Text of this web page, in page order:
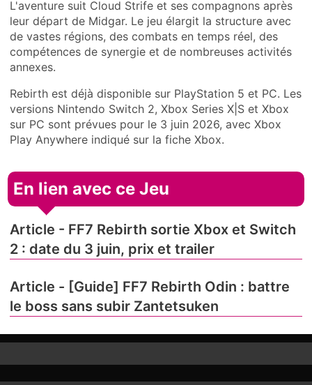
L'aventure suit Cloud Strife et ses compagnons après
leur départ de Midgar. Le jeu élargit la structure avec
de vastes régions, des combats en temps réel, des
compétences de synergie et de nombreuses activités
annexes.
Rebirth est déjà disponible sur PlayStation 5 et PC. Les
versions Nintendo Switch 2, Xbox Series X|S et Xbox
sur PC sont prévues pour le 3 juin 2026, avec Xbox
Play Anywhere indiqué sur la fiche Xbox.
En lien avec ce Jeu
Article - FF7 Rebirth sortie Xbox et Switch
2 : date du 3 juin, prix et trailer
Article - [Guide] FF7 Rebirth Odin : battre
le boss sans subir Zantetsuken